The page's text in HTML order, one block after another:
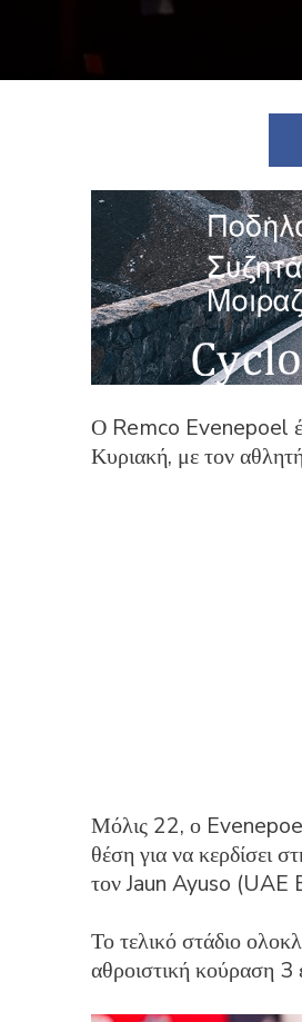
Ο Remco Evenepoel
Κυριακή, με τον
Μόλις 22, ο
θέση για να
τον Jaun Ayuso (UAE
Το τελικό στάδιο
αθροιστική κούραση